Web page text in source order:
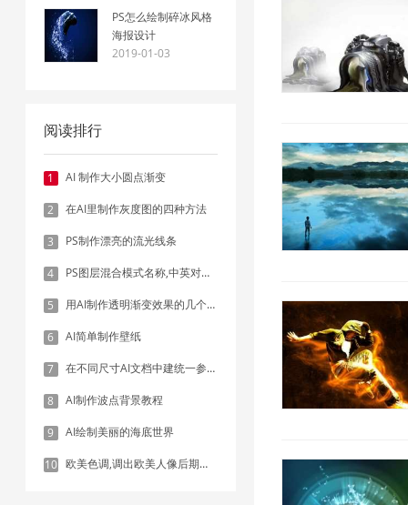
PS怎么绘制碎冰风格
海报设计
2019-01-03
阅读排行
1 AI 制作大小圆点渐变
2 在AI里制作灰度图的四种方法
3 PS制作漂亮的流光线条
4 PS图层混合模式名称,中英对照表
5 用AI制作透明渐变效果的几个方法
6 AI简单制作壁纸
7 在不同尺寸AI文档中建统一参考线 - 方法1：对齐和分布
8 AI制作波点背景教程
9 AI绘制美丽的海底世界
10 欧美色调,调出欧美人像后期色调实例